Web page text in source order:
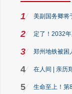
1 美副国务卿将
2 定了！2032
3 郑州地铁被困
4 在人间 | 亲历
5 生命至上！第